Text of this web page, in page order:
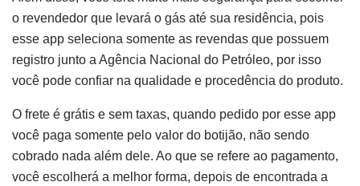
o revendedor que levará o gás até sua residência, pois
esse app seleciona somente as revendas que possuem
registro junto a Agência Nacional do Petróleo, por isso
você pode confiar na qualidade e procedência do produto.
O frete é grátis e sem taxas, quando pedido por esse app
você paga somente pelo valor do botijão, não sendo
cobrado nada além dele. Ao que se refere ao pagamento,
você escolherá a melhor forma, depois de encontrada a